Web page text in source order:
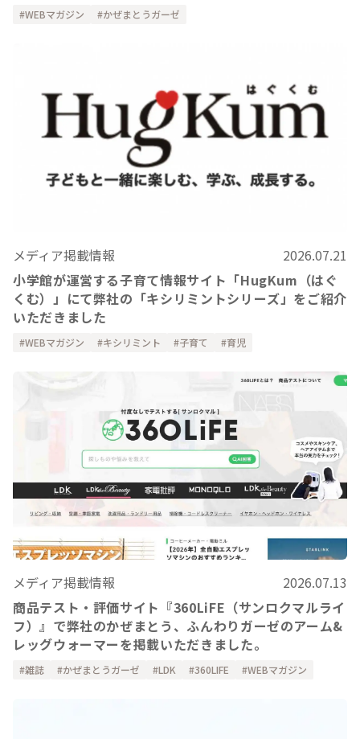
WEBマガジン かぜまとうガーゼ
メディア掲載情報
2026.07.21
小学館が運営する子育て情報サイト「HugKum（はぐ
くむ）」にて弊社の「キシリミントシリーズ」をご紹介
いただきました
WEBマガジン キシリミント 子育て 育児
メディア掲載情報
2026.07.13
商品テスト・評価サイト『360LiFE（サンロクマルライ
フ）』で弊社のかぜまとう、ふんわりガーゼのアーム&
レッグウォーマーを掲載いただきました。
雑誌 かぜまとうガーゼ LDK 360LIFE WEBマガジン